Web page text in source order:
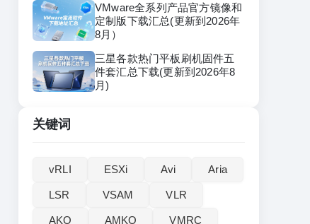
VMware全系列产品官方镜像和
定制版下载汇总(更新到2026年
8月）
三星各款热门平板刷机固件五
件套汇总下载(更新到2026年8
月)
关键词
vRLI‌ ESXi Avi Aria
LSR VSAM VLR
AKO AMKO VMRC